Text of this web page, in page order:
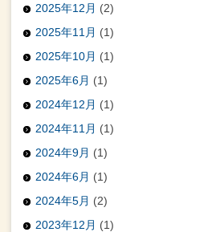
2025年12月 (2)
2025年11月 (1)
2025年10月 (1)
2025年6月 (1)
2024年12月 (1)
2024年11月 (1)
2024年9月 (1)
2024年6月 (1)
2024年5月 (2)
2023年12月 (1)